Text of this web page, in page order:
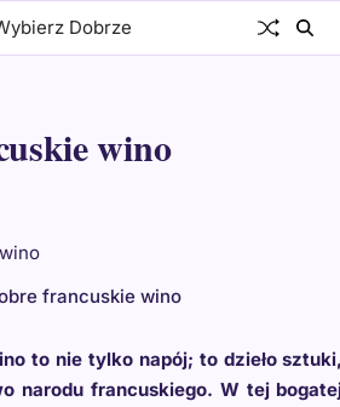
wino
francuskie wino
to nie tylko napój; to dzieło
narodu francuskiego. W tej